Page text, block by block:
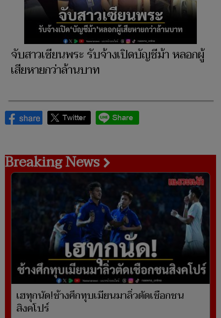
จับสาวเซียนพระ รับจ้างเปิดบัญชีม้า หลอกผู้
เสียหายกว่าล้านบาท
Breaking News
เฮทุกนัด!ช้างศึกทุบเมียนมาลิ่วตัดเชือกชน
สิงคโปร์